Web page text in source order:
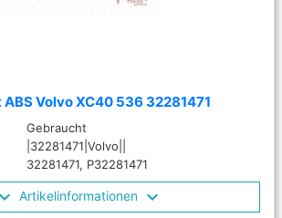
Volvo XC40 536 32281471
Gebraucht
|32281471|Volvo||
32281471, P32281471
Artikelinformationen